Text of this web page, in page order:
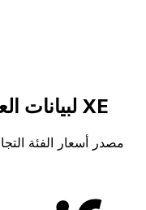
واجهة البرامج API لبيانات العملة من XE